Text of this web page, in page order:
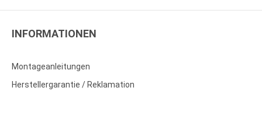
INFORMATIONEN
Montageanleitungen
Herstellergarantie / Reklamation